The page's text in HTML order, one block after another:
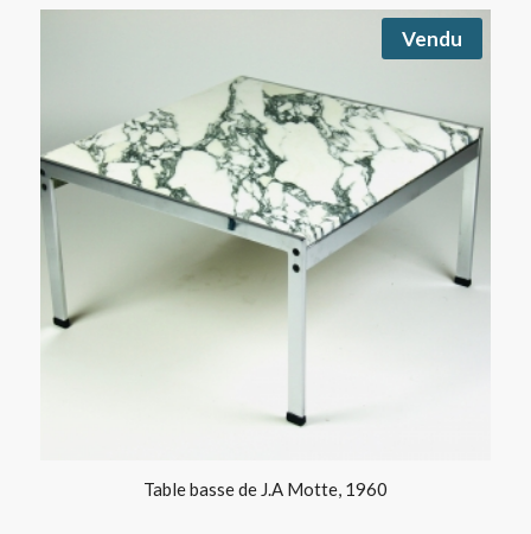
Vendu
Table basse de J.A Motte, 1960